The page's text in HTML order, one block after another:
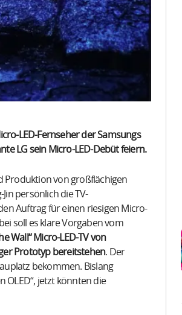
LED-Fernseher der Samsungs
LG sein Micro-LED-Debüt feiern.
Produktion von großflächigen
persönlich die TV-
Auftrag für einen riesigen Micro-
soll es klare Vorgaben vom
Wall“ Micro-LED-TV von
Prototyp bereitstehen. Der
bekommen. Bislang
OLED“, jetzt könnten die